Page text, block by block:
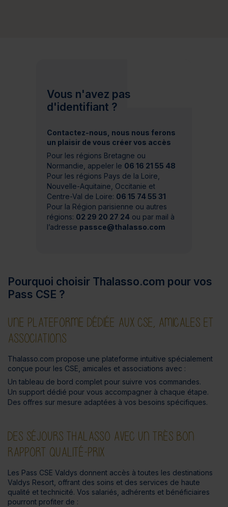
Vous n'avez pas
d'identifiant ?
Contactez-nous, nous nous ferons
un plaisir de vous créer vos accès
Pour les régions Bretagne ou
Normandie, appeler le 06 16 21 55 48
Pour les régions Pays de la Loire,
Nouvelle-Aquitaine, Occitanie et
Centre-Val de Loire: 06 15 74 55 31
Pour la Région parisienne ou autres
régions: 02 29 20 27 24 ou par mail à
l’adresse passce@thalasso.com
Pourquoi choisir Thalasso.com pour vos
Pass CSE ?
UNE PLATEFORME DÉDIÉE AUX CSE, AMICALES ET
ASSOCIATIONS
Thalasso.com propose une plateforme intuitive spécialement
conçue pour les CSE, amicales et associations avec :
Un tableau de bord complet pour suivre vos commandes.
Un support dédié pour vous accompagner à chaque étape.
Des offres sur mesure adaptées à vos besoins spécifiques.
DES SÉJOURS THALASSO AVEC UN TRÈS BON
RAPPORT QUALITÉ-PRIX
Les Pass CSE Valdys donnent accès à toutes les destinations
Valdys Resort, offrant des soins et des services de haute
qualité et technicité. Vos salariés, adhérents et bénéficiaires
pourront profiter de :